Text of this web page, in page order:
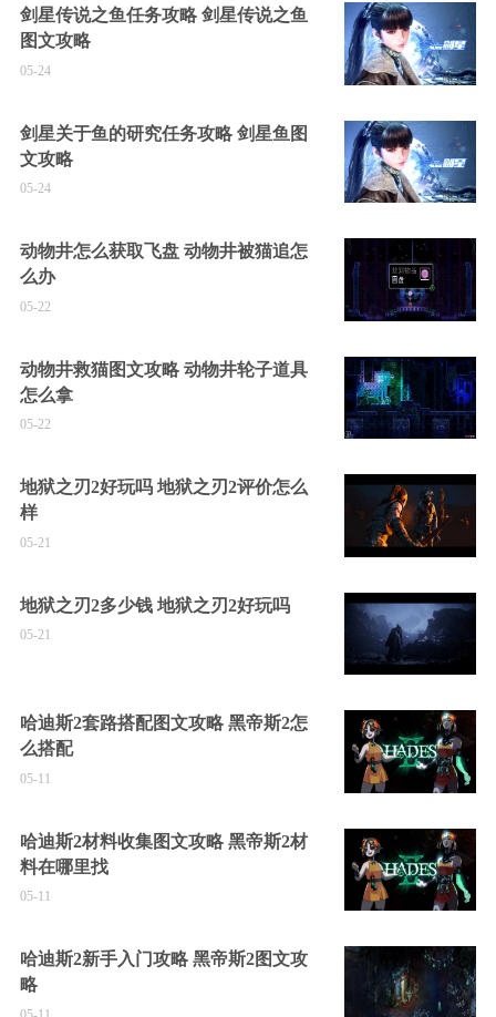
剑星传说之鱼任务攻略 剑星传说之鱼
图文攻略
05-24
剑星关于鱼的研究任务攻略 剑星鱼图
文攻略
05-24
动物井怎么获取飞盘 动物井被猫追怎
么办
05-22
动物井救猫图文攻略 动物井轮子道具
怎么拿
05-22
地狱之刃2好玩吗 地狱之刃2评价怎么
样
05-21
地狱之刃2多少钱 地狱之刃2好玩吗
05-21
哈迪斯2套路搭配图文攻略 黑帝斯2怎
么搭配
05-11
哈迪斯2材料收集图文攻略 黑帝斯2材
料在哪里找
05-11
哈迪斯2新手入门攻略 黑帝斯2图文攻
略